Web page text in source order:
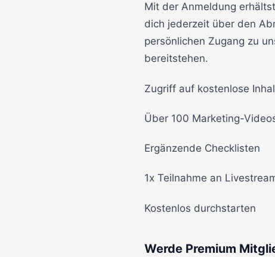
Mit der Anmeldung
dich jederzeit über den
persönlichen Zugang zu
bereitstehen.
Zugriff auf kostenlose
Über 100 Marketing-
Ergänzende Checklisten
1x Teilnahme an
Kostenlos durchstarten
Werde Premium